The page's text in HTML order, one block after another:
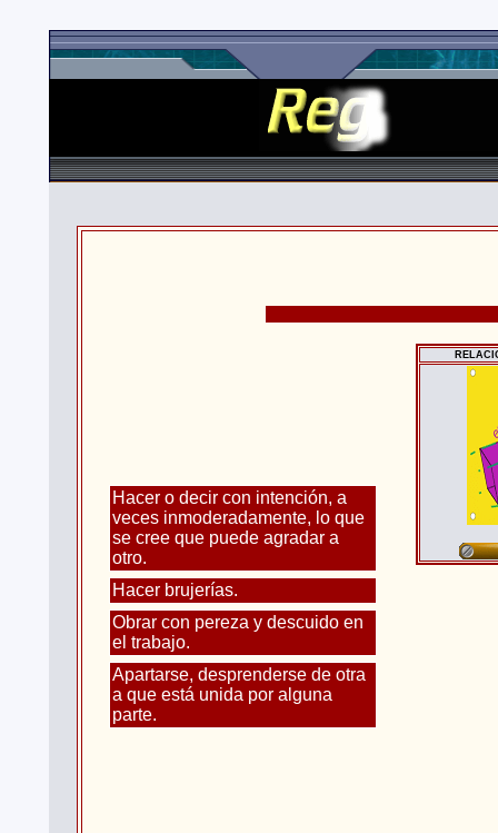
Hacer o decir con intención, a
veces inmoderadamente, lo que
se cree que puede agradar a
otro.
Hacer brujerías.
Obrar con pereza y descuido en
el trabajo.
Apartarse, desprenderse de otra
a que está unida por alguna
parte.